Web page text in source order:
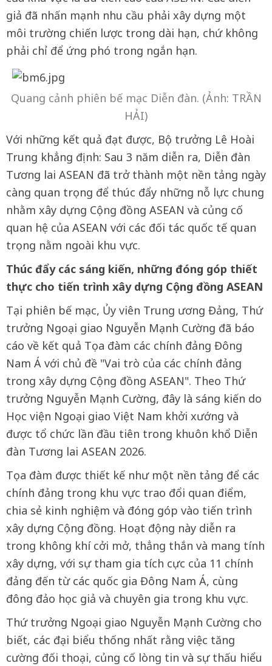
giả đã nhấn mạnh nhu cầu phải xây dựng một
môi trường chiến lược trong dài hạn, chứ không
phải chỉ để ứng phó trong ngắn hạn.
Quang cảnh phiên bế mạc Diễn đàn. (Ảnh: TRẦN
HẢI)
Với những kết quả đạt được, Bộ trưởng Lê Hoài
Trung khẳng định: Sau 3 năm diễn ra, Diễn đàn
Tương lai ASEAN đã trở thành một nền tảng ngày
càng quan trọng để thúc đẩy những nỗ lực chung
nhằm xây dựng Cộng đồng ASEAN và củng cố
quan hệ của ASEAN với các đối tác quốc tế quan
trọng nằm ngoài khu vực.
Thúc đẩy các sáng kiến, những đóng góp thiết
thực cho tiến trình xây dựng Cộng đồng ASEAN
Tại phiên bế mạc, Ủy viên Trung ương Đảng, Thứ
trưởng Ngoại giao Nguyễn Mạnh Cường đã báo
cáo về kết quả Tọa đàm các chính đảng Đông
Nam Á với chủ đề "Vai trò của các chính đảng
trong xây dựng Cộng đồng ASEAN". Theo Thứ
trưởng Nguyễn Mạnh Cường, đây là sáng kiến do
Học viện Ngoại giao Việt Nam khởi xướng và
được tổ chức lần đầu tiên trong khuôn khổ Diễn
đàn Tương lai ASEAN 2026.
Tọa đàm được thiết kế như một nền tảng để các
chính đảng trong khu vực trao đổi quan điểm,
chia sẻ kinh nghiệm và đóng góp vào tiến trình
xây dựng Cộng đồng. Hoạt động này diễn ra
trong không khí cởi mở, thẳng thắn và mang tính
xây dựng, với sự tham gia tích cực của 11 chính
đảng đến từ các quốc gia Đông Nam Á, cùng
đông đảo học giả và chuyên gia trong khu vực.
Thứ trưởng Ngoại giao Nguyễn Mạnh Cường cho
biết, các đại biểu thống nhất rằng việc tăng
cường đối thoại, củng cố lòng tin và sự thấu hiểu